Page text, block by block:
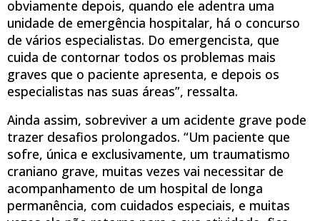
obviamente depois, quando ele adentra uma
unidade de emergência hospitalar, há o concurso
de vários especialistas. Do emergencista, que
cuida de contornar todos os problemas mais
graves que o paciente apresenta, e depois os
especialistas nas suas áreas”, ressalta.
Ainda assim, sobreviver a um acidente grave pode
trazer desafios prolongados. “Um paciente que
sofre, única e exclusivamente, um traumatismo
craniano grave, muitas vezes vai necessitar de
acompanhamento de um hospital de longa
permanência, com cuidados especiais, e muitas